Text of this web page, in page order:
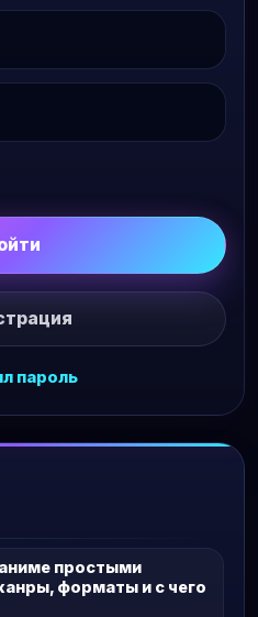
пароль
простыми
форматы и с чего